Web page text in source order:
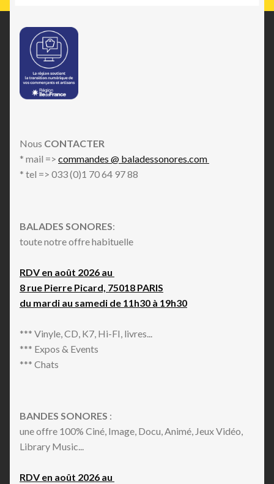
Nous CONTACTER
* mail => commandes @ baladessonores.com
* tel => 033 (0)1 70 64 97 88
BALADES SONORES:
toute notre offre habituelle
RDV en août 2026 au
8 rue Pierre Picard, 75018 PARIS
du mardi au samedi de 11h30 à 19h30
*** Vinyle, CD, K7, Hi-FI, livres...
*** Expos & Events
*** Chats
BANDES SONORES :
une offre 100% Ciné, Image, Docu, Animé, Jeux Vidéo,
Library Music...
RDV en août 2026 au